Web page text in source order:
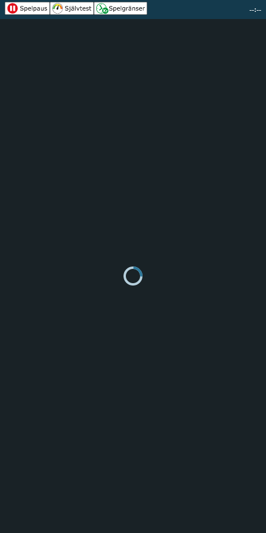
--:--